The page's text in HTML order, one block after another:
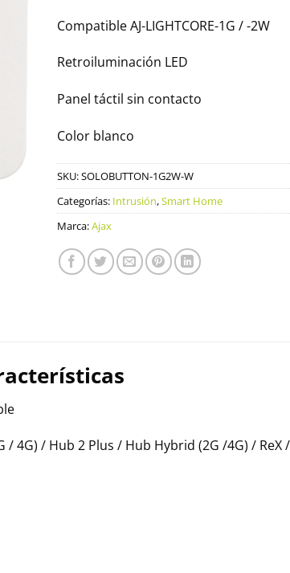
Compatible AJ-LIGHTCORE-1G / -2W
Retroiluminación LED
Panel táctil sin contacto
Color blanco
SKU:SOLOBUTTON-1G2W-W
Categorías: Intrusión,Smart Home
Marca:Ajax
4G) / Hub 2 Plus / Hub Hybrid (2G /4G) / ReX